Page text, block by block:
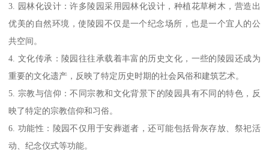
3. 园林化设计：许多陵园采用园林化设计，种植花草树木，营造出
优美的自然环境，使陵园不仅是一个纪念场所，也是一个宜人的公
共空间。
4. 文化传承：陵园往往承载着丰富的历史文化，一些的陵园还成为
重要的文化遗产，反映了特定历史时期的社会风俗和建筑艺术。
5. 宗教与信仰：不同宗教和文化背景下的陵园具有不同的特色，反
映了特定的宗教信仰和习俗。
6. 功能性：陵园不仅用于安葬逝者，还可能包括骨灰存放、祭祀活
动、纪念仪式等功能。